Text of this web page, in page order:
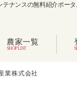
ナンスの無料紹介ポー
農家一覧
業株式会社